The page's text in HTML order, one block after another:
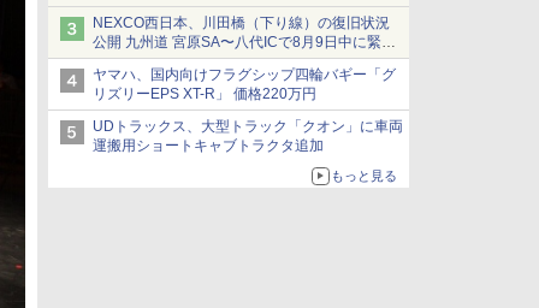
ックベースの観光・旅客輸送向けバス
NEXCO西日本、川田橋（下り線）の復旧状況
公開 九州道 宮原SA〜八代ICで8月9日中に緊急
車両を通行可能に
ヤマハ、国内向けフラグシップ四輪バギー「グ
リズリーEPS XT-R」 価格220万円
UDトラックス、大型トラック「クオン」に車両
運搬用ショートキャブトラクタ追加
もっと見る